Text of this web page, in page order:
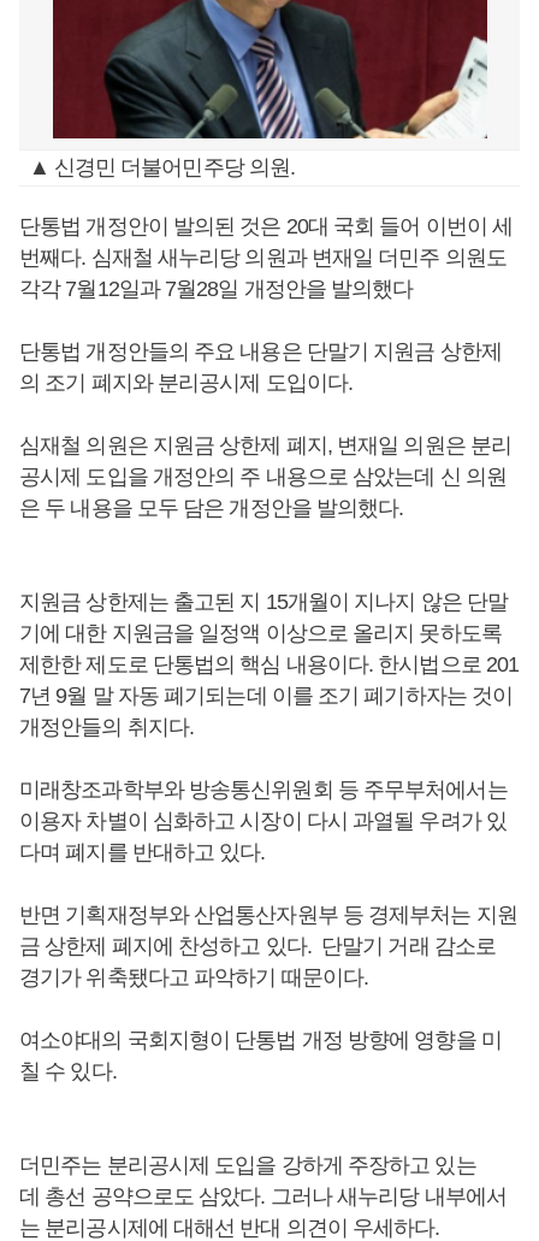
▲ 신경민 더불어민주당 의원.
단통법 개정안이 발의된 것은 20대 국회 들어 이번이 세
번째다. 심재철 새누리당 의원과 변재일 더민주 의원도
각각 7월12일과 7월28일 개정안을 발의했다
단통법 개정안들의 주요 내용은 단말기 지원금 상한제
의 조기 폐지와 분리공시제 도입이다.
심재철 의원은 지원금 상한제 폐지, 변재일 의원은 분리
공시제 도입을 개정안의 주 내용으로 삼았는데 신 의원
은 두 내용을 모두 담은 개정안을 발의했다.
지원금 상한제는 출고된 지 15개월이 지나지 않은 단말
기에 대한 지원금을 일정액 이상으로 올리지 못하도록
제한한 제도로 단통법의 핵심 내용이다. 한시법으로 201
7년 9월 말 자동 폐기되는데 이를 조기 폐기하자는 것이
개정안들의 취지다.
미래창조과학부와 방송통신위원회 등 주무부처에서는
이용자 차별이 심화하고 시장이 다시 과열될 우려가 있
다며 폐지를 반대하고 있다.
반면 기획재정부와 산업통산자원부 등 경제부처는 지원
금 상한제 폐지에 찬성하고 있다. 단말기 거래 감소로
경기가 위축됐다고 파악하기 때문이다.
여소야대의 국회지형이 단통법 개정 방향에 영향을 미
칠 수 있다.
더민주는 분리공시제 도입을 강하게 주장하고 있는
데 총선 공약으로도 삼았다. 그러나 새누리당 내부에서
는 분리공시제에 대해선 반대 의견이 우세하다.